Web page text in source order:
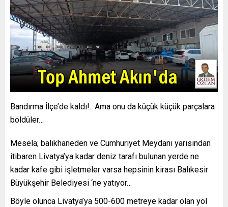
Bandırma İlçe’de kaldı!.. Ama onu da küçük küçük parçalara
böldüler…
Mesela; balıkhaneden ve Cumhuriyet Meydanı yarısından
itibaren Livatya’ya kadar deniz tarafı bulunan yerde ne
kadar kafe gibi işletmeler varsa hepsinin kirası Balıkesir
Büyükşehir Belediyesi ‘ne yatıyor…
Böyle olunca Livatya’ya 500-600 metreye kadar olan yol